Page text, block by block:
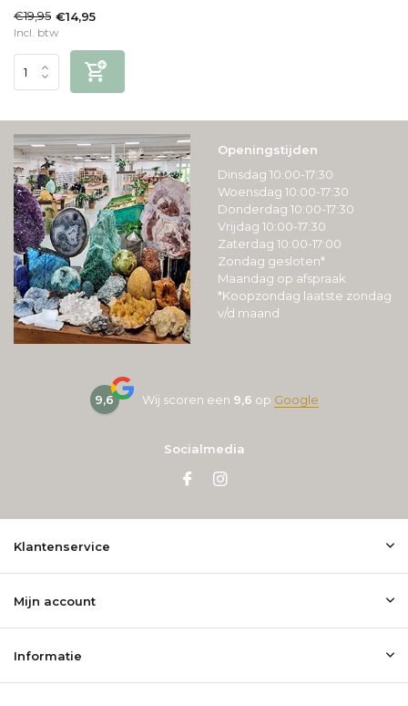
€19,95 €14,95
Incl. btw
Openingstijden
Dinsdag 10:00-17:30
Woensdag 10:00-17:30
Donderdag 10:00-17:30
Vrijdag 10:00-17:30
Zaterdag 10:00-17:00
Zondag gesloten*
Maandag op afspraak
*Koopzondag laatste zondag
v/d maand
9,6 Wij scoren een 9,6 op Google
Socialmedia
Klantenservice
Mijn account
Informatie